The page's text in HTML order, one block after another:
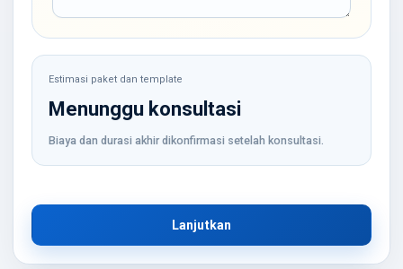
Estimasi paket dan template
Menunggu konsultasi
Biaya dan durasi akhir dikonfirmasi setelah konsultasi.
Lanjutkan